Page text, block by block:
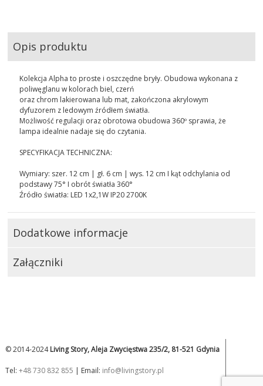
Opis produktu
Kolekcja Alpha to proste i oszczędne bryły. Obudowa wykonana z
poliwęglanu w kolorach biel, czerń
oraz chrom lakierowana lub mat, zakończona akrylowym
dyfuzorem z ledowym źródłem światła.
Możliwość regulacji oraz obrotowa obudowa 360º sprawia, że
lampa idealnie nadaje się do czytania.
SPECYFIKACJA TECHNICZNA:
Wymiary: szer. 12 cm | gł. 6 cm | wys. 12 cm I kąt odchylania od
podstawy 75° I obrót światła 360°
Źródło światła: LED 1x2,1W IP20 2700K
Dodatkowe informacje
Załączniki
© 2014-2024Living Story, Aleja Zwycięstwa 235/2, 81-521 Gdynia
Tel: +48 730 832 855 | Email: info@livingstory.pl